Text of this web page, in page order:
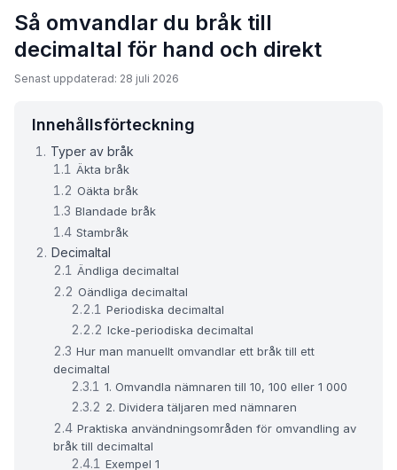
Så omvandlar du bråk till
decimaltal för hand och direkt
Senast uppdaterad: 28 juli 2026
Innehållsförteckning
Typer av bråk
Äkta bråk
Oäkta bråk
Blandade bråk
Stambråk
Decimaltal
Ändliga decimaltal
Oändliga decimaltal
Periodiska decimaltal
Icke-periodiska decimaltal
Hur man manuellt omvandlar ett bråk till ett
decimaltal
1. Omvandla nämnaren till 10, 100 eller 1 000
2. Dividera täljaren med nämnaren
Praktiska användningsområden för omvandling av
bråk till decimaltal
Exempel 1